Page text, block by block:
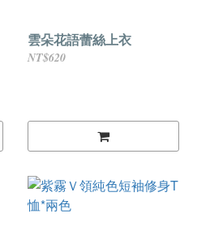
雲朵花語蕾絲上衣
NT$620